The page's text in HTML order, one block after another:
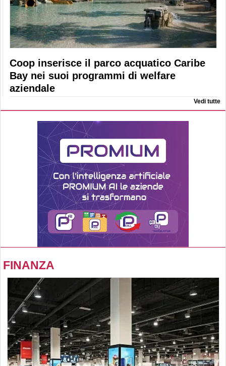
Coop inserisce il parco acquatico Caribe
Bay nei suoi programmi di welfare
aziendale
Vedi tutte
FINANZA